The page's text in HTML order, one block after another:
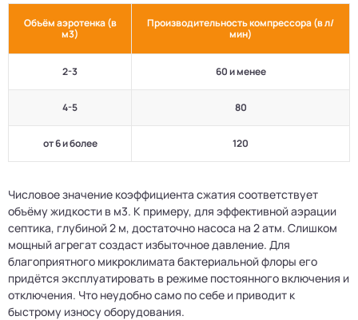
Объём аэротенка (в
м3)
Производительность компрессора (в л/
мин)
2-3 60 и менее
4-5 80
от 6 и более 120
Числовое значение коэффициента сжатия соответствует
объёму жидкости в м3. К примеру, для эффективной аэрации
септика, глубиной 2 м, достаточно насоса на 2 атм. Слишком
мощный агрегат создаст избыточное давление. Для
благоприятного микроклимата бактериальной флоры его
придётся эксплуатировать в режиме постоянного включения и
отключения. Что неудобно само по себе и приводит к
быстрому износу оборудования.